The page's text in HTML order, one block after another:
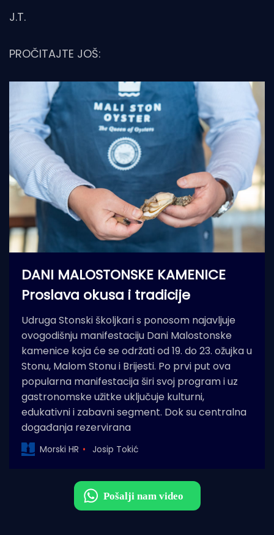
J.T.
PROČITAJTE JOŠ:
DANI MALOSTONSKE KAMENICE
Proslava okusa i tradicije
Udruga Stonski školjkari s ponosom najavljuje
ovogodišnju manifestaciju Dani Malostonske
kamenice koja će se održati od 19. do 23. ožujka u
Stonu, Malom Stonu i Brijesti. Po prvi put ova
popularna manifestacija širi svoj program i uz
gastronomske užitke uključuje kulturni,
edukativni i zabavni segment. Dok su centralna
događanja rezervirana
Morski HR Josip Tokić